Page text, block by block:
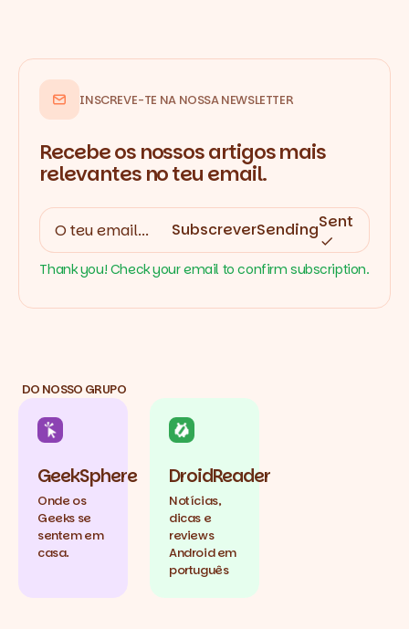
INSCREVE-TE NA NOSSA NEWSLETTER
Recebe os nossos artigos mais
relevantes no teu email.
SubscreverSendingSent
Thank you! Check your email to confirm subscription.
DO NOSSO GRUPO
GeekSphere
Onde os
Geeks se
sentem em
casa.
DroidReader
Notícias,
dicas e
reviews
Android em
português